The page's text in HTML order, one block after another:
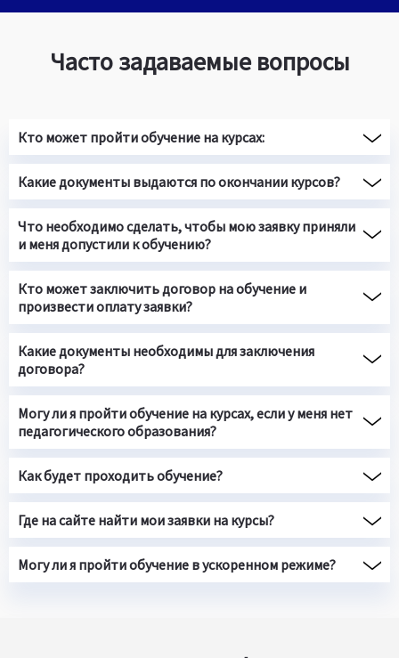
Часто задаваемые вопросы
Кто может пройти обучение на курсах:
Какие документы выдаются по окончании курсов?
Что необходимо сделать, чтобы мою заявку приняли
и меня допустили к обучению?
Кто может заключить договор на обучение и
произвести оплату заявки?
Какие документы необходимы для заключения
договора?
Могу ли я пройти обучение на курсах, если у меня нет
педагогического образования?
Как будет проходить обучение?
Где на сайте найти мои заявки на курсы?
Могу ли я пройти обучение в ускоренном режиме?